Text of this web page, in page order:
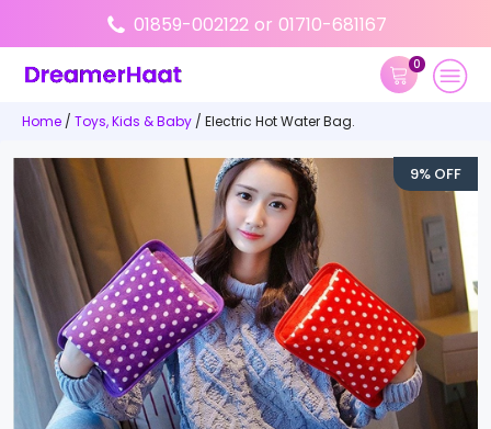
01859-002122 or 01710-681167
0
Home / Toys, Kids & Baby / Electric Hot Water Bag.
9% OFF